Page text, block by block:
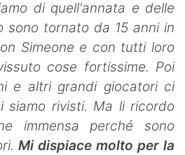
di quell'annata e delle
sono tornato da 15 anni in
Simeone e con tutti loro
cose fortissime. Poi
e altri grandi giocatori ci
siamo rivisti. Ma li ricordo
immensa perché sono
Mi dispiace molto per la